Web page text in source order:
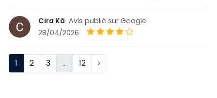
Cira Kâ Avis publié sur Google
28/04/2026
1 2 3 … 12 ›